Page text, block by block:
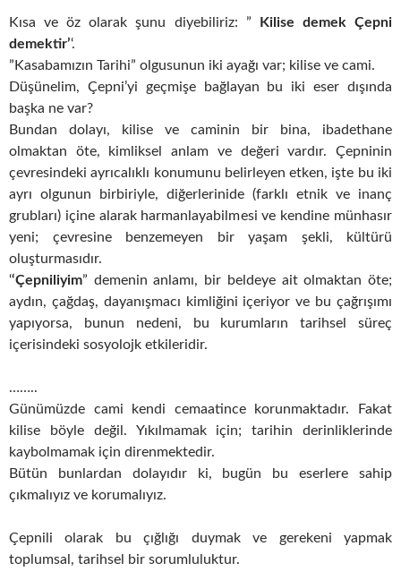
Kısa ve öz olarak şunu diyebiliriz: ”
Kilise demek Çepni
demektir’‘.
”Kasabamızın Tarihi” olgusunun iki ayağı var; kilise ve cami.
Düşünelim, Çepni’yi geçmişe bağlayan bu iki eser dışında
başka ne var?
Bundan dolayı, kilise ve caminin bir bina, ibadethane
olmaktan öte, kimliksel anlam ve değeri vardır. Çepninin
çevresindeki ayrıcalıklı konumunu belirleyen etken, işte bu iki
ayrı olgunun birbiriyle, diğerlerinide (farklı etnik ve inanç
grubları) içine alarak harmanlayabilmesi ve kendine münhasır
yeni; çevresine benzemeyen bir yaşam şekli, kültürü
oluşturmasıdır.
‘‘Çepniliyim” demenin anlamı, bir beldeye ait olmaktan öte;
aydın, çağdaş, dayanışmacı kimliğini içeriyor ve bu çağrışımı
yapıyorsa, bunun nedeni, bu kurumların tarihsel süreç
içerisindeki sosyolojk etkileridir.
……..
Günümüzde cami kendi cemaatince korunmaktadır. Fakat
kilise böyle değil. Yıkılmamak için; tarihin derinliklerinde
kaybolmamak için direnmektedir.
Bütün bunlardan dolayıdır ki, bugün bu eserlere sahip
çıkmalıyız ve korumalıyız.
Çepnili olarak bu çığlığı duymak ve gerekeni yapmak
toplumsal, tarihsel bir sorumluluktur.